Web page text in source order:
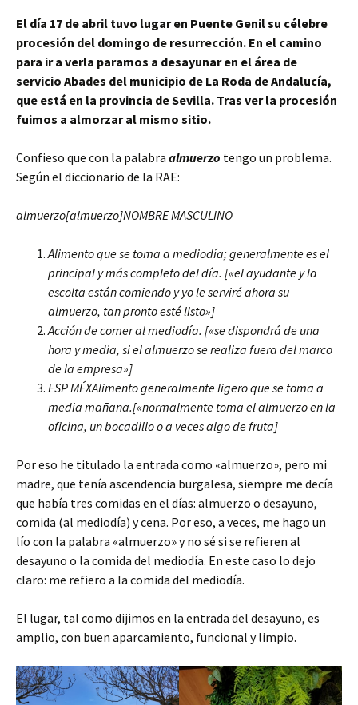
El día 17 de abril tuvo lugar en Puente Genil su célebre
procesión del domingo de resurrección. En el camino
para ir a verla paramos a desayunar en el área de
servicio Abades del municipio de La Roda de Andalucía,
que está en la provincia de Sevilla. Tras ver la procesión
fuimos a almorzar al mismo sitio.
Confieso que con la palabra almuerzo tengo un problema.
Según el diccionario de la RAE:
almuerzo[almuerzo]NOMBRE MASCULINO
Alimento que se toma a mediodía; generalmente es el
principal y más completo del día. [«el ayudante y la
escolta están comiendo y yo le serviré ahora su
almuerzo, tan pronto esté listo»]
Acción de comer al mediodía. [«se dispondrá de una
hora y media, si el almuerzo se realiza fuera del marco
de la empresa»]
ESP MÉXAlimento generalmente ligero que se toma a
media mañana.[«normalmente toma el almuerzo en la
oficina, un bocadillo o a veces algo de fruta]
Por eso he titulado la entrada como «almuerzo», pero mi
madre, que tenía ascendencia burgalesa, siempre me decía
que había tres comidas en el días: almuerzo o desayuno,
comida (al mediodía) y cena. Por eso, a veces, me hago un
lío con la palabra «almuerzo» y no sé si se refieren al
desayuno o la comida del mediodía. En este caso lo dejo
claro: me refiero a la comida del mediodía.
El lugar, tal como dijimos en la entrada del desayuno, es
amplio, con buen aparcamiento, funcional y limpio.